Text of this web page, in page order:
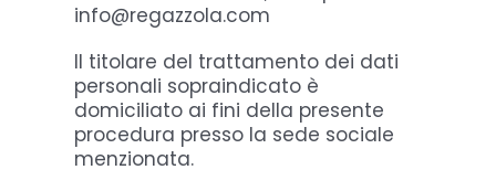
info@regazzola.com
Il titolare del trattamento dei dati
personali sopraindicato è
domiciliato ai fini della presente
procedura presso la sede sociale
menzionata.